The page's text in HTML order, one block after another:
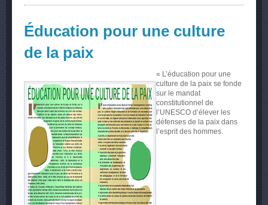
Éducation pour une culture
de la paix
« L’éducation pour une
culture de la paix se fonde
sur le mandat
constitutionnel de
l’UNESCO d’élever les
défenses de la paix dans
l’esprit des hommes.